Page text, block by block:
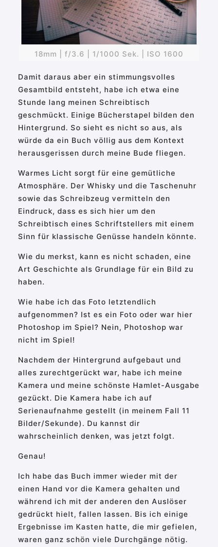
18mm | f/3.6 | 1/1000 Sek. | ISO 1600
Damit daraus aber ein stimmungsvolles
Gesamtbild entsteht, habe ich etwa eine
Stunde lang meinen Schreibtisch
geschmückt. Einige Bücherstapel bilden den
Hintergrund. So sieht es nicht so aus, als
würde da ein Buch völlig aus dem Kontext
herausgerissen durch meine Bude fliegen.
Warmes Licht sorgt für eine gemütliche
Atmosphäre. Der Whisky und die Taschenuhr
sowie das Schreibzeug vermitteln den
Eindruck, dass es sich hier um den
Schreibtisch eines Schriftstellers mit einem
Sinn für klassische Genüsse handeln könnte.
Wie du merkst, kann es nicht schaden, eine
Art Geschichte als Grundlage für ein Bild zu
haben.
Wie habe ich das Foto letztendlich
aufgenommen? Ist es ein Foto oder war hier
Photoshop im Spiel? Nein, Photoshop war
nicht im Spiel!
Nachdem der Hintergrund aufgebaut und
alles zurechtgerückt war, habe ich meine
Kamera und meine schönste Hamlet-Ausgabe
gezückt. Die Kamera habe ich auf
Serienaufnahme gestellt (in meinem Fall 11
Bilder/Sekunde). Du kannst dir
wahrscheinlich denken, was jetzt folgt.
Genau!
Ich habe das Buch immer wieder mit der
einen Hand vor die Kamera gehalten und
während ich mit der anderen den Auslöser
gedrückt hielt, fallen lassen. Bis ich einige
Ergebnisse im Kasten hatte, die mir gefielen,
waren ganz schön viele Durchgänge nötig.